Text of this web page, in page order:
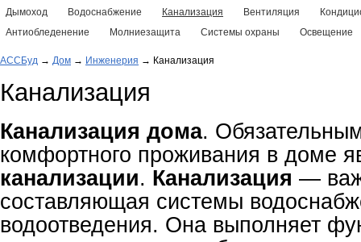
Дымоход
Водоснабжение Канализация Вентиляция
Антиобледенение
Молниезащита Системы охраны Освещение
АССБуд → Дом → Инженерия → Канализация
Канализация
Канализация дома.
комфортного проживания в доме
канализации. Канализация —
составляющая системы
водоотведения. Она выполняет